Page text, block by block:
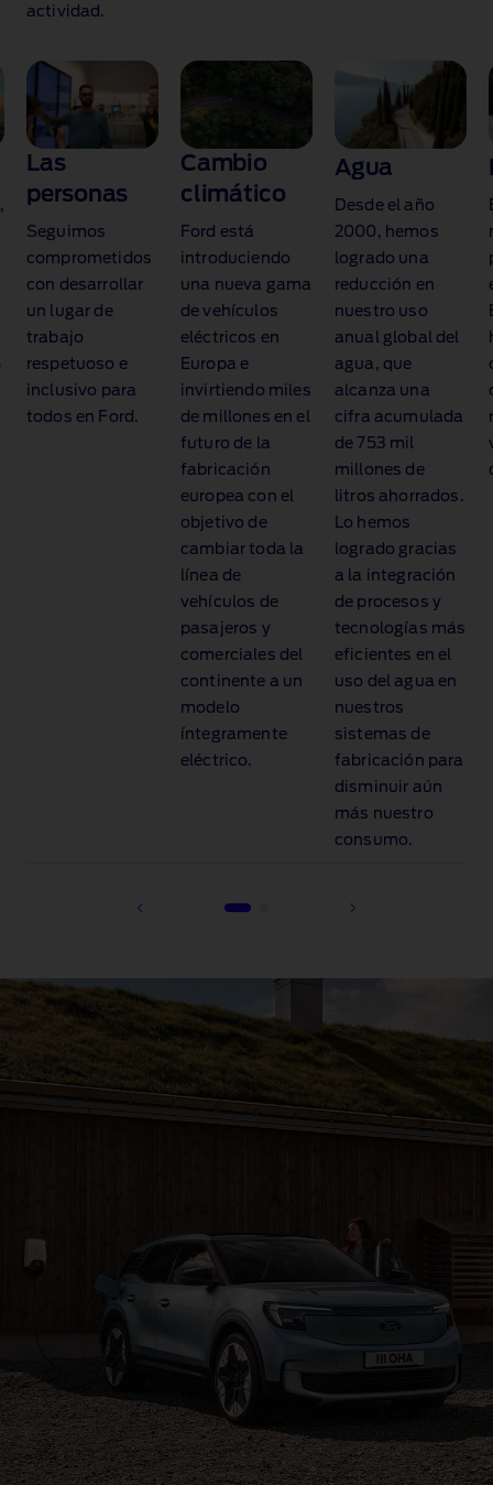
actividad.
Las
personas
Seguimos
comprometidos
con desarrollar
un lugar de
trabajo
respetuoso e
inclusivo para
todos en Ford.
Cambio
climático
Ford está
introduciendo
una nueva gama
de vehículos
eléctricos en
Europa e
invirtiendo miles
de millones en el
futuro de la
fabricación
europea con el
objetivo de
cambiar toda la
línea de
vehículos de
pasajeros y
comerciales del
continente a un
modelo
íntegramente
eléctrico.
Agua
Desde el año
2000, hemos
logrado una
reducción en
nuestro uso
anual global del
agua, que
alcanza una
cifra acumulada
de 753 mil
millones de
litros ahorrados.
Lo hemos
logrado gracias
a la integración
de procesos y
tecnologías más
eficientes en el
uso del agua en
nuestros
sistemas de
fabricación para
disminuir aún
más nuestro
consumo.
1 of 2